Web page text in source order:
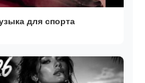
для спорта